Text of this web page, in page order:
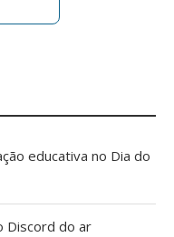
educativa no Dia do
Discord do ar